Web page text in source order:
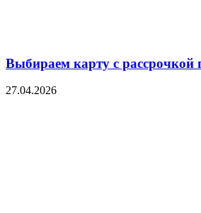
Выбираем карту с рассрочкой
27.04.2026